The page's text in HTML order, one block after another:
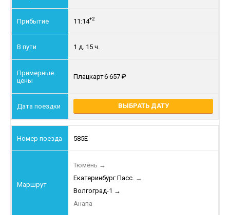
11:14+2
1 д. 15 ч.
Плацкарт6 657
ВЫБРАТЬ ДАТУ
585Е
Тюмень →
Екатеринбург Пасс. →
Волгоград-1 →
Анапа